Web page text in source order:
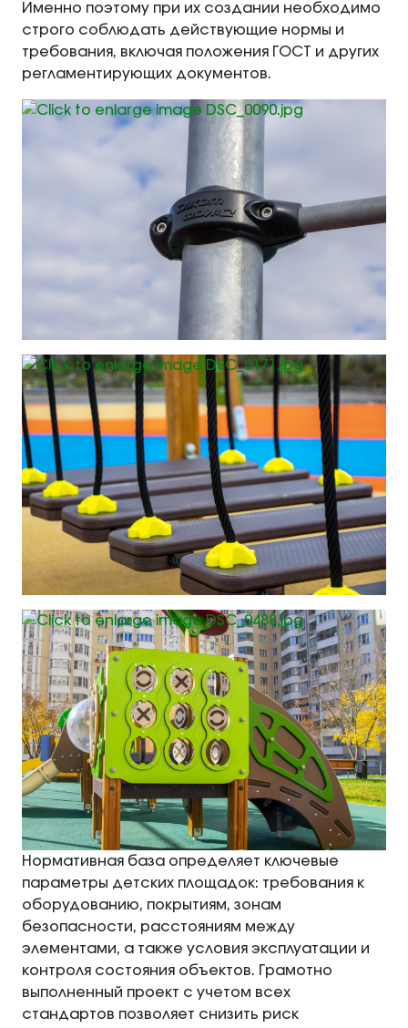
Именно поэтому при их создании необходимо
строго соблюдать действующие нормы и
требования, включая положения ГОСТ и других
регламентирующих документов.
Нормативная база определяет ключевые
параметры детских площадок: требования к
оборудованию, покрытиям, зонам
безопасности, расстояниям между
элементами, а также условия эксплуатации и
контроля состояния объектов. Грамотно
выполненный проект с учетом всех
стандартов позволяет снизить риск